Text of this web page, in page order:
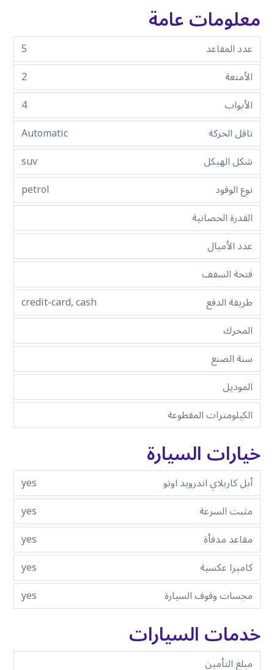
معلومات عامة
عدد المقاعد
5
الأمتعة
2
الأبواب
4
ناقل الحركة
Automatic
شكل الهيكل
suv
نوع الوقود
petrol
القدرة الحصانية
عدد الأميال
فتحة السقف
طريقة الدفع
credit-card, cash
المحرك
سنة الصنع
الموديل
الكيلومترات المقطوعة
خيارات السيارة
أبل كاربلاي اندرويد اوتو
yes
مثبت السرعة
yes
مقاعد مدفأة
yes
كاميرا عكسية
yes
مجسات وقوف السيارة
yes
خدمات السيارات
مبلغ التأمين